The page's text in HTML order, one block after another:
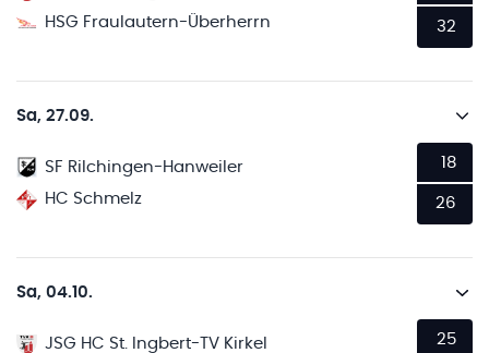
HSG Fraulautern-Überherrn
32
Sa, 27.09.
SF Rilchingen-Hanweiler
HC Schmelz
18
26
Sa, 04.10.
JSG HC St. Ingbert-TV Kirkel
25